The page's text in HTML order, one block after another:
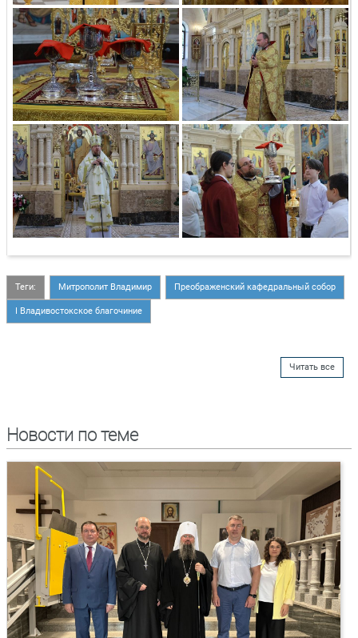
Теги: Митрополит Владимир Преображенский кафедральный собор
I Владивостокское благочиние
Читать все
Новости по теме